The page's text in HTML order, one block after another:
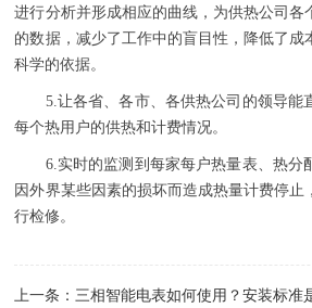
进行分析并形成相应的曲线，为供热公司各
的数据，减少了工作中的盲目性，降低了成
科学的依据。
5.让各省、各市、各供热公司的领导能
每个热用户的供热和计费情况。
6.实时的监测到每家每户热量表、热分
因外界某些因素的损坏而造成热量计费停止
行检修。
上一条： 三相智能电表如何使用？安装标准